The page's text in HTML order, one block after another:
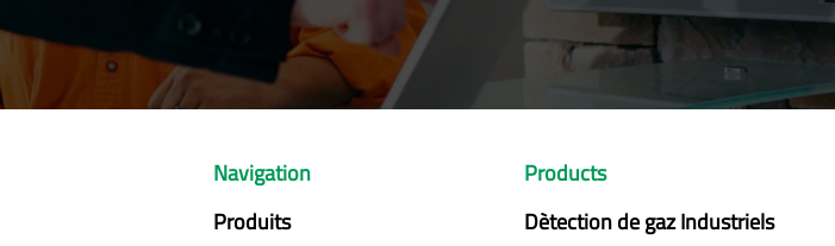
Navigation
Produits
Products
Dètection de gaz Industriels